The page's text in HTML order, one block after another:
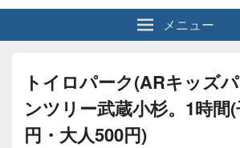
メニュー
トイロパーク(ARキッズ
ンツリー武蔵小杉。1時間
円・大人500円)